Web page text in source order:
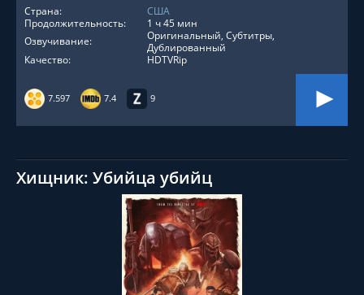
7.597 7.4 9
Страна:
США
Продолжительность:
1 ч 45 мин
Озвучивание:
Оригинальный, Субтитры,
Дублированный
Качество:
HDTVRip
Хищник: Убийца убийц